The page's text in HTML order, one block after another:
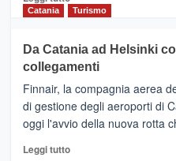
Cultura
tappe
dell’enoturismo
di
RANDAZZO
–
Ci
siamo
quasi….
pronti
per
Catania Turismo
Da Catania ad Helsinki
collegamenti
Finnair, la compagnia aerea
di gestione degli aeroporti di
oggi l'avvio della nuova rotta
Leggi tuttoLeggi